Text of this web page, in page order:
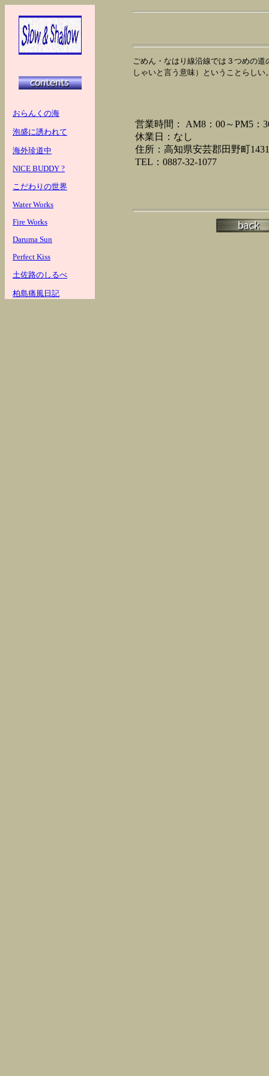
おらんくの海
泡盛に誘われて
海外珍道中
NICE BUDDY ?
こだわりの世界
Water Works
Fire Works
Daruma Sun
Perfect Kiss
土佐路のしるべ
柏島痛風日記
ごめん・なはり線沿線では３つめの
しゃいと言う意味）ということらし
営業時間： AM8：00～PM5：
休業日：なし
住所：高知県安芸郡田野町
TEL：0887-32-1077